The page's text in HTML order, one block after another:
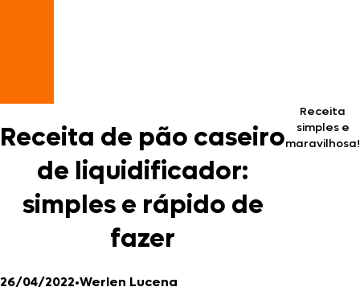
Receita de pão caseiro
de liquidificador:
simples e rápido de
fazer
Receita
simples e
maravilhosa!
26/04/2022•Werlen Lucena